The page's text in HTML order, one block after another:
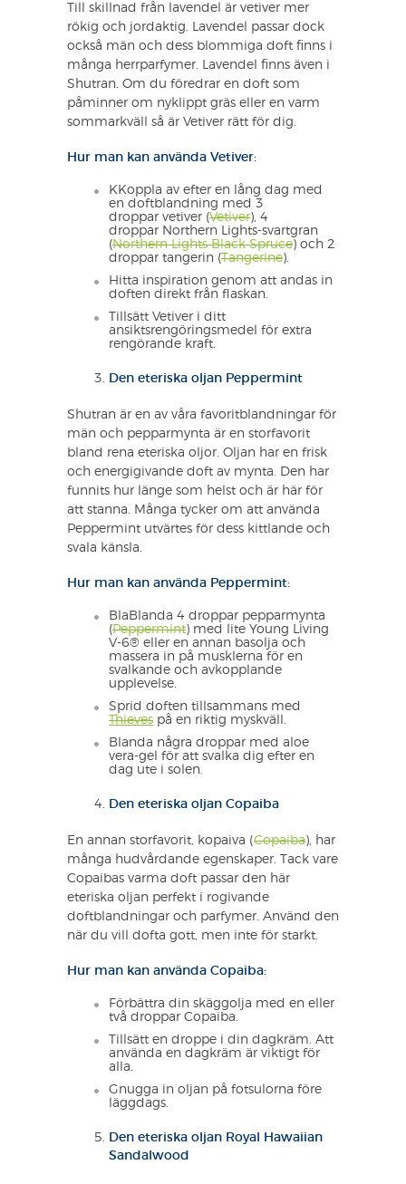
Till skillnad från lavendel är vetiver mer
rökig och jordaktig. Lavendel passar dock
också män och dess blommiga doft finns i
många herrparfymer. Lavendel finns även i
Shutran. Om du föredrar en doft som
påminner om nyklippt gräs eller en varm
sommarkväll så är Vetiver rätt för dig.
Hur man kan använda Vetiver:
KKoppla av efter en lång dag med
en doftblandning med 3
droppar vetiver (Vetiver), 4
droppar Northern Lights-svartgran
(Northern Lights Black Spruce) och 2
droppar tangerin (Tangerine).
Hitta inspiration genom att andas in
doften direkt från flaskan.
Tillsätt Vetiver i ditt
ansiktsrengöringsmedel för extra
rengörande kraft.
Den eteriska oljan Peppermint
Shutran är en av våra favoritblandningar för
män och pepparmynta är en storfavorit
bland rena eteriska oljor. Oljan har en frisk
och energigivande doft av mynta. Den har
funnits hur länge som helst och är här för
att stanna. Många tycker om att använda
Peppermint utvärtes för dess kittlande och
svala känsla.
Hur man kan använda Peppermint:
BlaBlanda 4 droppar pepparmynta
(Peppermint) med lite Young Living
V-6® eller en annan basolja och
massera in på musklerna för en
svalkande och avkopplande
upplevelse.
Sprid doften tillsammans med
Thieves på en riktig myskväll.
Blanda några droppar med aloe
vera-gel för att svalka dig efter en
dag ute i solen.
Den eteriska oljan Copaiba
En annan storfavorit, kopaiva (Copaiba), har
många hudvårdande egenskaper. Tack vare
Copaibas varma doft passar den här
eteriska oljan perfekt i rogivande
doftblandningar och parfymer. Använd den
när du vill dofta gott, men inte för starkt.
Hur man kan använda Copaiba:
Förbättra din skäggolja med en eller
två droppar Copaiba.
Tillsätt en droppe i din dagkräm. Att
använda en dagkräm är viktigt för
alla.
Gnugga in oljan på fotsulorna före
läggdags.
Den eteriska oljan Royal Hawaiian
Sandalwood